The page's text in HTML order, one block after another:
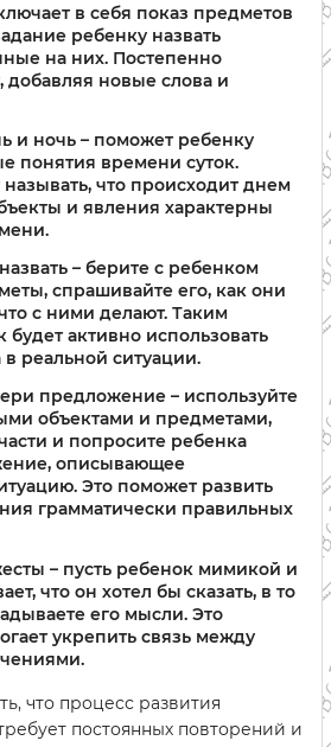
в себя показ предметов
ребенку назвать
на них. Постепенно
добавляя новые слова и
и ночь – поможет ребенку
понятия времени суток.
что происходит днем
и явления характерны
– берите с ребенком
спрашивайте его, как они
с ними делают. Таким
будет активно использовать
реальной ситуации.
предложение – используйте
объектами и предметами,
и попросите ребенка
описывающее
Это поможет развить
грамматически правильных
– пусть ребенок мимикой и
что он хотел бы сказать, в то
его мысли. Это
укрепить связь между
что процесс развития
постоянных повторений и